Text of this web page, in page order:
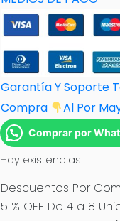
Garantía Y Soporte
Compra
Al Por M
Comprar por
Hay existencias
Descuentos Por
5 % OFF De 4 a 8